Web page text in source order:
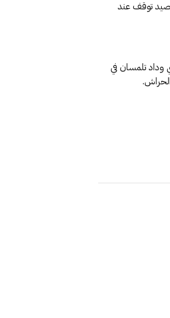
توقف عند
وداد تلمسان في